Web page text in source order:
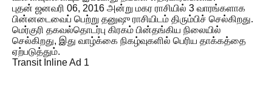
புதன் ஜனவரி 06, 2016 அன்று மகர ராசியில் 3 வாரங்களாக
பின்னடைவைப் பெற்று தனுஷு ராசியிடம் திரும்பிச் செல்கிறது.
மெர்குரி தகவல்தொடர்பு கிரகம் பின்தங்கிய நிலையில்
செல்கிறது, இது வாழ்க்கை நிகழ்வுகளில் பெரிய தாக்கத்தை
ஏற்படுத்தும்.
Transit Inline Ad 1